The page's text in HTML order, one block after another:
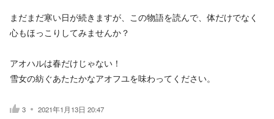
まだまだ寒い日が続きますが、この物語を読んで、体だけでなく
心もほっこりしてみませんか？
アオハルは春だけじゃない！
雪女の紡ぐあたたかなアオフユを味わってください。
3 2021年1月13日 20:47